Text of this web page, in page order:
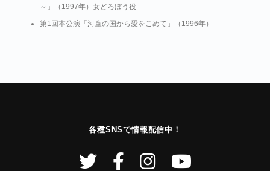
～」（1997年）女どろぼう役
第1回本公演「河童の国から愛をこめて」（1996年）
各種SNSで情報配信中！